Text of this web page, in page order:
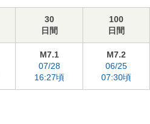
30
日間
100
日間
M7.1
07/28
16:27頃
M7.2
06/25
07:30頃